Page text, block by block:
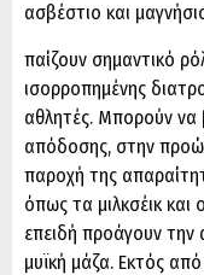
ασβέστιο και
παίζουν σημαντικό
ισορροπημένης
αθλητές. Μπορούν να
απόδοσης, στην
παροχή της
όπως τα μιλκσέικ και
επειδή προάγουν
μυϊκή μάζα. Εκτός